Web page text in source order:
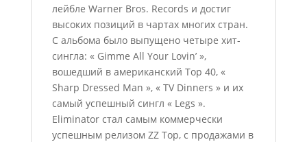
лейбле Warner Bros. Records и достиг
высоких позиций в чартах многих стран.
С альбома было выпущено четыре хит-
сингла: « Gimme All Your Lovin’ »,
вошедший в американский Top 40, «
Sharp Dressed Man », « TV Dinners » и их
самый успешный сингл « Legs ».
Eliminator стал самым коммерчески
успешным релизом ZZ Top, с продажами в